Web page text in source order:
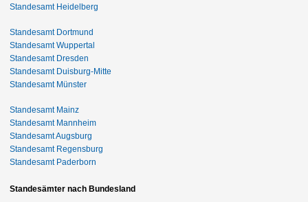
Standesamt Heidelberg
Standesamt Dortmund
Standesamt Wuppertal
Standesamt Dresden
Standesamt Duisburg-Mitte
Standesamt Münster
Standesamt Mainz
Standesamt Mannheim
Standesamt Augsburg
Standesamt Regensburg
Standesamt Paderborn
Standesämter nach Bundesland